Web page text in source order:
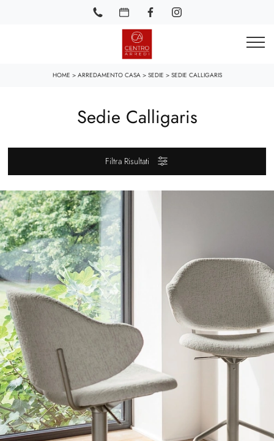
HOME > ARREDAMENTO CASA> SEDIE > SEDIE CALLIGARIS
Sedie Calligaris
Filtra Risultati